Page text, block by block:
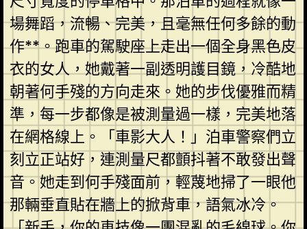
場舞蹈，流暢、完美，且毫無任何多餘的動
作**。跑車的駕駛座上走出一個全身黑色皮
衣的女人，她戴著一副透明護目鏡，冷酷地
朝著何手殘的方向走來。她的步伐優雅而精
準，每一步都像是被測量過一樣，完美地落
在網格線上。「車影大人！」泊車警察們立
刻立正站好，連測量尺都顫抖著不敢發出聲
音。她走到何手殘面前，輕蔑地掃了一眼他
那輛垂直貼在牆上的掀背車，語氣冰冷。